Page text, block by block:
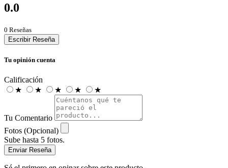
0.0
0 Reseñas
Escribir Reseña
Tu opinión cuenta
Calificación
★
★ ★ ★ ★
Tu Comentario
Fotos (Opcional)
Sube hasta 5 fotos.
Enviar Reseña